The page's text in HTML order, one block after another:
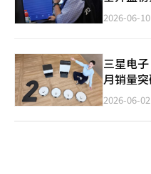
2026-06-
三星电
月销量
2026-06-